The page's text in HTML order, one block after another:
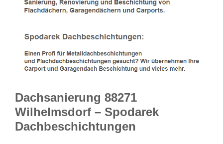
Dachsanierung 88271
Wilhelmsdorf – Spodarek
Dachbeschichtungen